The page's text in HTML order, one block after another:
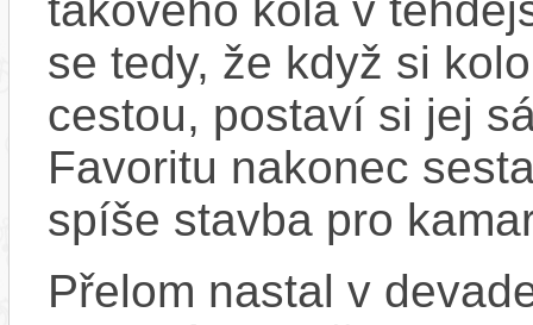
se tedy, že když si
cestou, postaví si jej
Favoritu nakonec
spíše stavba pro
Přelom nastal v